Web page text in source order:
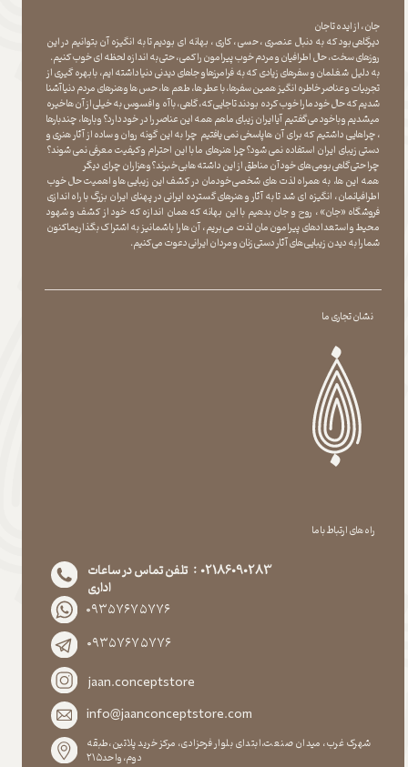
نشان تجاری ما
جان ، از ایده تا جان
دیرگاهی بود که به دنبال عنصری ، حسی ، کاری ، بهانه ای بودیم تا به انگیزه آن بتوانیم در این
روزهای سخت ، حال اطرافیان و مردم خوب پیرامون را کمی ، حتی به اندازه لحظه ای خوب کنیم.
به دلیل شغلمان و سفرهای زیادی که به فرامرزها و جاهای دیدنی دنیا داشته ایم، با بهره گیری از
تجربیات و عناصر خاطره انگیز همین سفرها ، با عطر ها ، طعم ها ، حس ها و هنرهای مردم دنیا آشنا
شدیم که حال خود ما را خوب کرده بودند تا جایی که، گاهی ، با آه و افسوس به خیلی از آن ها خیره
میشدیم و با خود می گفتیم آیا ایران زیبای ما هم همه این عناصر را در خود دارد؟ و بارها ، چندبارها
، چراهایی داشتیم که برای آن ها پاسخی نمی یافتیم چرا به این گونه روان و ساده از آثار هنری و
دستی زیبای ایران استفاده نمی شود؟چرا هنرهای ما با این احترام و کیفیت معرفی نمی شوند؟
چرا حتی گاهی بومی های خود آن مناطق از این داشته ها بی خبرند؟و هزاران چرای دیگر
​​​​​​​ همه این ها، به همراه لذت های شخصی خودمان در کشف این زیبایی ها و اهمیت حال خوب
اطرافیانمان ، انگیزه ای شد تا به آثار و هنرهای گسترده ایرانی در پهنای ایران بزرگ با راه اندازی
فروشگاه «جان» ، روح و جان بدهیم با این بهانه که همان اندازه که خود از کشف و شهود
محیط و استعدادهای پیرامون مان لذت می بریم ، آن ها را با شما نیز به اشتراک بگذاریماکنون
شما را به دیدن زیبایی های آثار دستی زنان و مردان ایرانی دعوت می کنیم.
راه های ارتباط با ما
02186090283 : تلفن تماس در ساعات
اداری
۰۹۳۵۷۶۷۵۷۷۶
۰۹۳۵۷۶۷۵۷۷۶
jaan.conceptstore
info@jaanconceptstore.com
شهرک غرب، میدان صنعت،ابتدای بلوار فرحزادی، مرکز خرید پلاتین،طبقه
دوم،واحد۲۱۵